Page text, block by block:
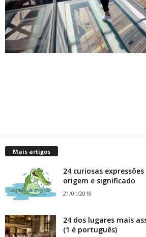
Mais artigos
24 curiosas
origem e significado
21/01/2018
24 dos lugares mais
(1 é português)